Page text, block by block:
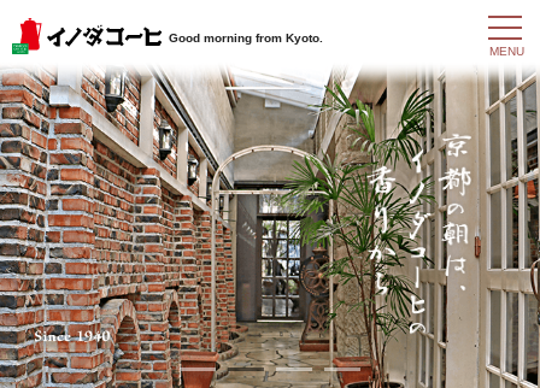
Good morning from Kyoto.
t
o
g
g
l
e
n
a
v
g
a
t
i
o
n
MENU